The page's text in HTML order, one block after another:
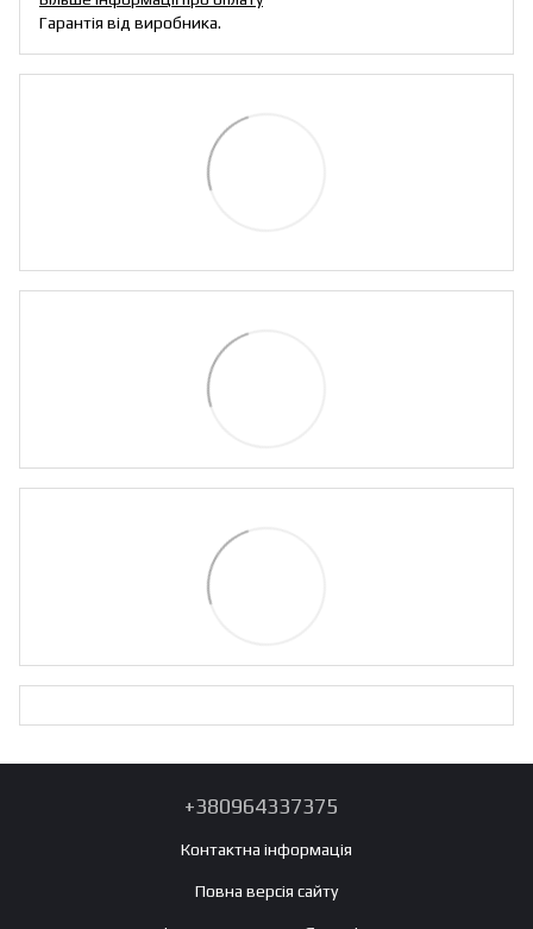
Гарантія від виробника.
+380964337375
Контактна інформація
Повна версія сайту